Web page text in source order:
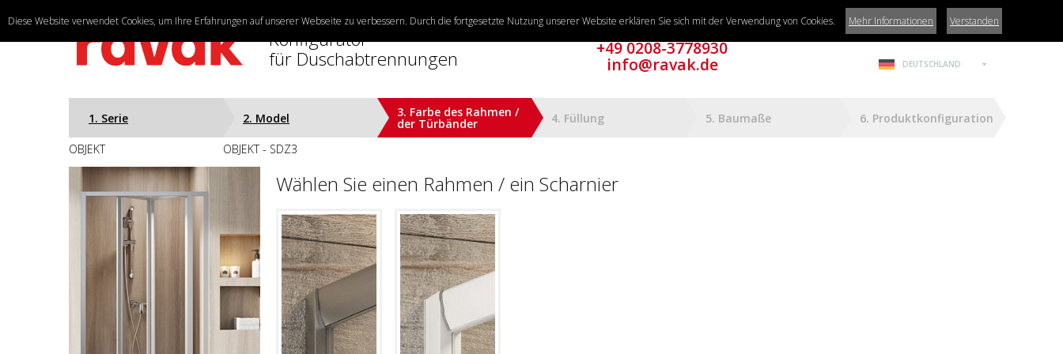
Konfigurator
für Duschabtrennungen
+49 0208-3778930
info@ravak.de DEUTSCHLAND
1. Serie
OBJEKT
2. Model
OBJEKT - SDZ3
3. Farbe des Rahmen /
der Türbänder 4. Füllung 5. Baumaße 6. Produktkonfiguration
Wählen Sie einen Rahmen / ein Scharnier
Diese Website verwendet Cookies, um Ihre Erfahrungen auf unserer Webseite zu verbessern. Durch die fortgesetzte Nutzung unserer Website erklären Sie sich mit der Verwendung von Cookies. Mehr Informationen Verstanden